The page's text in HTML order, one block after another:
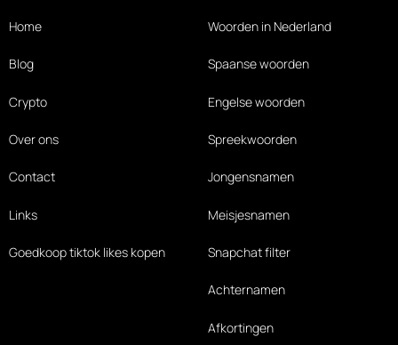
Home
Blog
Crypto
Over ons
Contact
Links
Goedkoop tiktok likes kopen
Woorden in Nederland
Spaanse woorden
Engelse woorden
Spreekwoorden
Jongensnamen
Meisjesnamen
Snapchat filter
Achternamen
Afkortingen